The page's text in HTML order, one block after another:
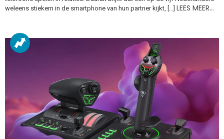
weleens stiekem in de smartphone van hun partner kijkt, […] LEES MEER…